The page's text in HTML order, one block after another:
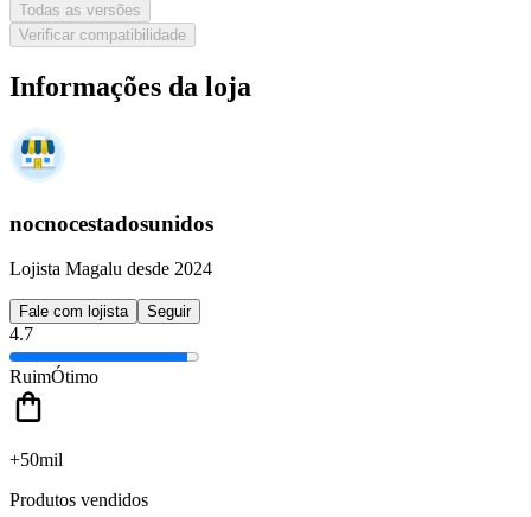
Todas as versões
Verificar compatibilidade
Informações da loja
nocnocestadosunidos
Lojista Magalu desde 2024
Fale com lojista Seguir
4.7
RuimÓtimo
+50mil
Produtos vendidos